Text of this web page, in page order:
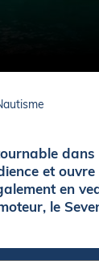
et
en
le